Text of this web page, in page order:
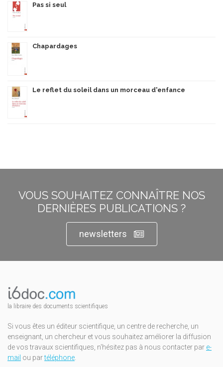
Pas si seul
Chapardages
Le reflet du soleil dans un morceau d'enfance
VOUS SOUHAITEZ CONNAÎTRE NOS
DERNIÈRES PUBLICATIONS ?
newsletters
la libraire des documents scientifiques
Si vous êtes un éditeur scientifique, un centre de recherche, un
enseignant, un chercheur et vous souhaitez améliorer la diffusion
de vos travaux scientifiques, n'hésitez pas à nous contacter par e-
mail ou partéléphone